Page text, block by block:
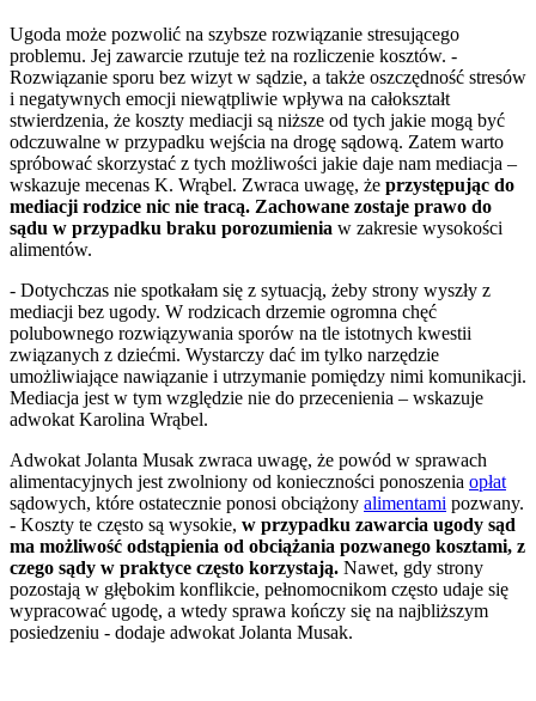
Ugoda może pozwolić na szybsze rozwiązanie stresującego
problemu. Jej zawarcie rzutuje też na rozliczenie kosztów. -
Rozwiązanie sporu bez wizyt w sądzie, a także oszczędność stresów
i negatywnych emocji niewątpliwie wpływa na całokształt
stwierdzenia, że koszty mediacji są niższe od tych jakie mogą być
odczuwalne w przypadku wejścia na drogę sądową. Zatem warto
spróbować skorzystać z tych możliwości jakie daje nam mediacja –
wskazuje mecenas K. Wrąbel. Zwraca uwagę, że przystępując do
mediacji rodzice nic nie tracą. Zachowane zostaje prawo do
sądu w przypadku braku porozumienia w zakresie wysokości
alimentów.
- Dotychczas nie spotkałam się z sytuacją, żeby strony wyszły z
mediacji bez ugody. W rodzicach drzemie ogromna chęć
polubownego rozwiązywania sporów na tle istotnych kwestii
związanych z dziećmi. Wystarczy dać im tylko narzędzie
umożliwiające nawiązanie i utrzymanie pomiędzy nimi komunikacji.
Mediacja jest w tym względzie nie do przecenienia – wskazuje
adwokat Karolina Wrąbel.
Adwokat Jolanta Musak zwraca uwagę, że powód w sprawach
alimentacyjnych jest zwolniony od konieczności ponoszenia opłat
sądowych, które ostatecznie ponosi obciążony alimentami pozwany.
- Koszty te często są wysokie, w przypadku zawarcia ugody sąd
ma możliwość odstąpienia od obciążania pozwanego kosztami, z
czego sądy w praktyce często korzystają. Nawet, gdy strony
pozostają w głębokim konflikcie, pełnomocnikom często udaje się
wypracować ugodę, a wtedy sprawa kończy się na najbliższym
posiedzeniu - dodaje adwokat Jolanta Musak.